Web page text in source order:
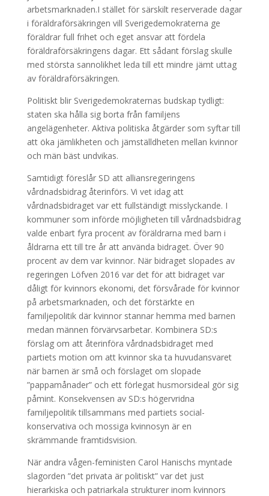
arbetsmarknaden.I stället för särskilt reserverade dagar
i föräldraförsäkringen vill Sverigedemokraterna ge
föräldrar full frihet och eget ansvar att fördela
föräldraförsäkringens dagar. Ett sådant förslag skulle
med största sannolikhet leda till ett mindre jämt uttag
av föräldraförsäkringen.
Politiskt blir Sverigedemokraternas budskap tydligt:
staten ska hålla sig borta från familjens
angelägenheter. Aktiva politiska åtgärder som syftar till
att öka jämlikheten och jämställdheten mellan kvinnor
och män bäst undvikas.
Samtidigt föreslår SD att alliansregeringens
vårdnadsbidrag återinförs. Vi vet idag att
vårdnadsbidraget var ett fullständigt misslyckande. I
kommuner som införde möjligheten till vårdnadsbidrag
valde enbart fyra procent av föräldrarna med barn i
åldrarna ett till tre år att använda bidraget. Över 90
procent av dem var kvinnor. När bidraget slopades av
regeringen Löfven 2016 var det för att bidraget var
dåligt för kvinnors ekonomi, det försvårade för kvinnor
på arbetsmarknaden, och det förstärkte en
familjepolitik där kvinnor stannar hemma med barnen
medan männen förvärvsarbetar. Kombinera SD:s
förslag om att återinföra vårdnadsbidraget med
partiets motion om att kvinnor ska ta huvudansvaret
när barnen är små och förslaget om slopade
”pappamånader” och ett förlegat husmorsideal gör sig
påmint. Konsekvensen av SD:s högervridna
familjepolitik tillsammans med partiets social-
konservativa och mossiga kvinnosyn är en
skrämmande framtidsvision.
När andra vågen-feministen Carol Hanischs myntade
slagorden ”det privata är politiskt” var det just
hierarkiska och patriarkala strukturer inom kvinnors